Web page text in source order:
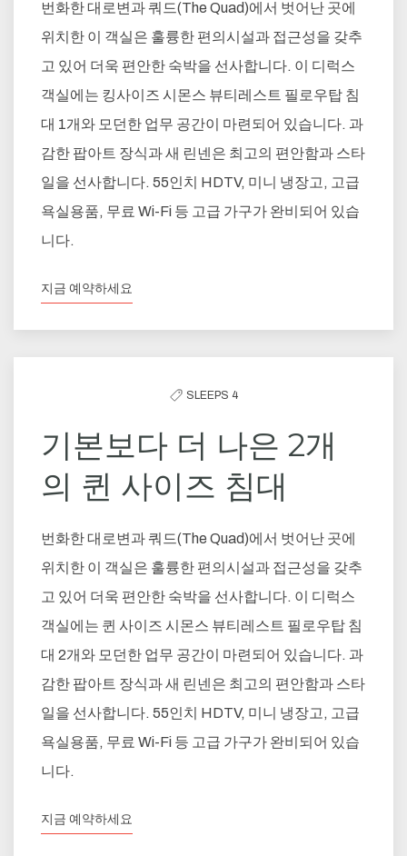
번화한 대로변과 쿼드(The Quad)에서 벗어난 곳에
위치한 이 객실은 훌륭한 편의시설과 접근성을 갖추
고 있어 더욱 편안한 숙박을 선사합니다. 이 디럭스
객실에는 킹사이즈 시몬스 뷰티레스트 필로우탑 침
대 1개와 모던한 업무 공간이 마련되어 있습니다. 과
감한 팝아트 장식과 새 린넨은 최고의 편안함과 스타
일을 선사합니다. 55인치 HDTV, 미니 냉장고, 고급
욕실용품, 무료 Wi-Fi 등 고급 가구가 완비되어 있습
니다.
지금 예약하세요
SLEEPS 4
기본보다 더 나은 2개
의 퀸 사이즈 침대
번화한 대로변과 쿼드(The Quad)에서 벗어난 곳에
위치한 이 객실은 훌륭한 편의시설과 접근성을 갖추
고 있어 더욱 편안한 숙박을 선사합니다. 이 디럭스
객실에는 퀸 사이즈 시몬스 뷰티레스트 필로우탑 침
대 2개와 모던한 업무 공간이 마련되어 있습니다. 과
감한 팝아트 장식과 새 린넨은 최고의 편안함과 스타
일을 선사합니다. 55인치 HDTV, 미니 냉장고, 고급
욕실용품, 무료 Wi-Fi 등 고급 가구가 완비되어 있습
니다.
지금 예약하세요